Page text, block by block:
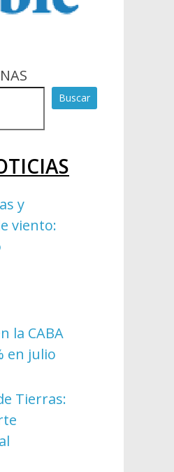
Buscar
y
viento:
la CABA
en julio
Tierras: